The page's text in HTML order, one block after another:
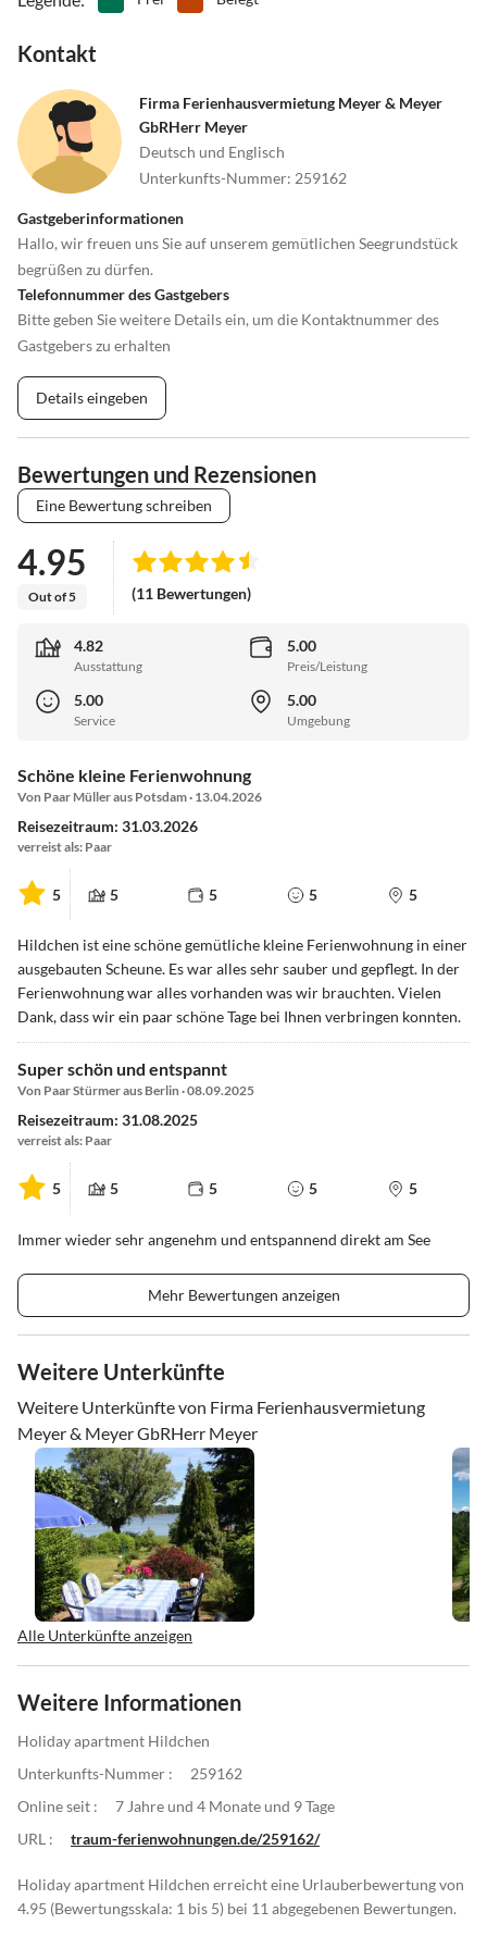
Kontakt
Firma Ferienhausvermietung Meyer & Meyer
GbRHerr Meyer
Deutsch und Englisch
Unterkunfts-Nummer: 259162
Gastgeberinformationen
Hallo, wir freuen uns Sie auf unserem gemütlichen Seegrundstück
begrüßen zu dürfen.
Telefonnummer des Gastgebers
Bitte geben Sie weitere Details ein, um die Kontaktnummer des
Gastgebers zu erhalten
Details eingeben
Bewertungen und Rezensionen
Eine Bewertung schreiben
4.95
Out of 5 (11 Bewertungen)
4.82
Ausstattung
5.00
Preis/Leistung
5.00
Service
5.00
Umgebung
Schöne kleine Ferienwohnung
Von Paar Müller aus Potsdam · 13.04.2026
Reisezeitraum: 31.03.2026
verreist als: Paar
5 5 5 5 5
Hildchen ist eine schöne gemütliche kleine Ferienwohnung in einer
ausgebauten Scheune. Es war alles sehr sauber und gepflegt. In der
Ferienwohnung war alles vorhanden was wir brauchten. Vielen
Dank, dass wir ein paar schöne Tage bei Ihnen verbringen konnten.
Super schön und entspannt
Von Paar Stürmer aus Berlin · 08.09.2025
Reisezeitraum: 31.08.2025
verreist als: Paar
5 5 5 5 5
Immer wieder sehr angenehm und entspannend direkt am See
Mehr Bewertungen anzeigen
Weitere Unterkünfte
Weitere Unterkünfte von Firma Ferienhausvermietung
Meyer & Meyer GbRHerr Meyer
Alle Unterkünfte anzeigen
Weitere Informationen
Holiday apartment Hildchen
Unterkunfts-Nummer :
259162
Online seit :
7 Jahre und 4 Monate und 9 Tage
URL :
traum-ferienwohnungen.de/259162/
Holiday apartment Hildchen erreicht eine Urlauberbewertung von
4.95 (Bewertungsskala: 1 bis 5) bei 11 abgegebenen Bewertungen.